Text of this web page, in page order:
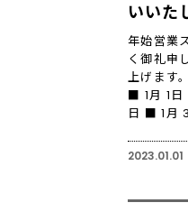
いいた
年始営業
く御礼申
上げま
■ 1月 1
日 ■ 1月
2023.01.01